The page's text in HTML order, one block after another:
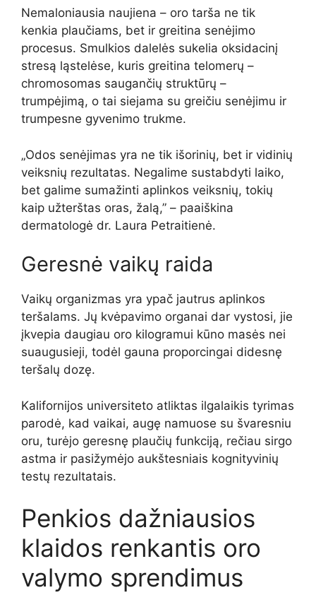
Nemaloniausia naujiena – oro tarša ne tik
kenkia plaučiams, bet ir greitina senėjimo
procesus. Smulkios dalelės sukelia oksidacinį
stresą ląstelėse, kuris greitina telomerų –
chromosomas saugančių struktūrų –
trumpėjimą, o tai siejama su greičiu senėjimu ir
trumpesne gyvenimo trukme.
„Odos senėjimas yra ne tik išorinių, bet ir vidinių
veiksnių rezultatas. Negalime sustabdyti laiko,
bet galime sumažinti aplinkos veiksnių, tokių
kaip užterštas oras, žalą,” – paaiškina
dermatologė dr. Laura Petraitienė.
Geresnė vaikų raida
Vaikų organizmas yra ypač jautrus aplinkos
teršalams. Jų kvėpavimo organai dar vystosi, jie
įkvepia daugiau oro kilogramui kūno masės nei
suaugusieji, todėl gauna proporcingai didesnę
teršalų dozę.
Kalifornijos universiteto atliktas ilgalaikis tyrimas
parodė, kad vaikai, augę namuose su švaresniu
oru, turėjo geresnę plaučių funkciją, rečiau sirgo
astma ir pasižymėjo aukštesniais kognityvinių
testų rezultatais.
Penkios dažniausios
klaidos renkantis oro
valymo sprendimus